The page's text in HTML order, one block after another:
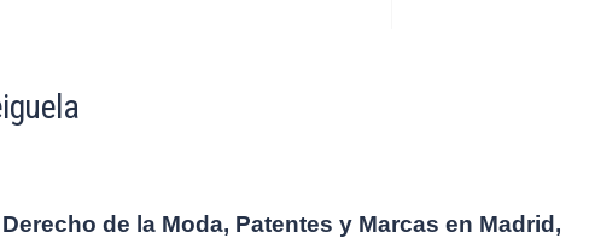
de la Moda, Patentes y Marcas en Madrid,